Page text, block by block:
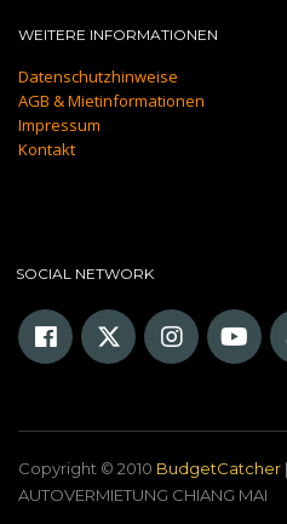
WEITERE INFORMATIONEN
Datenschutzhinweise
AGB & Mietinformationen
Impressum
Kontakt
SOCIAL NETWORK
Copyright © 2010 BudgetCatcher
AUTOVERMIETUNG CHIANG MAI